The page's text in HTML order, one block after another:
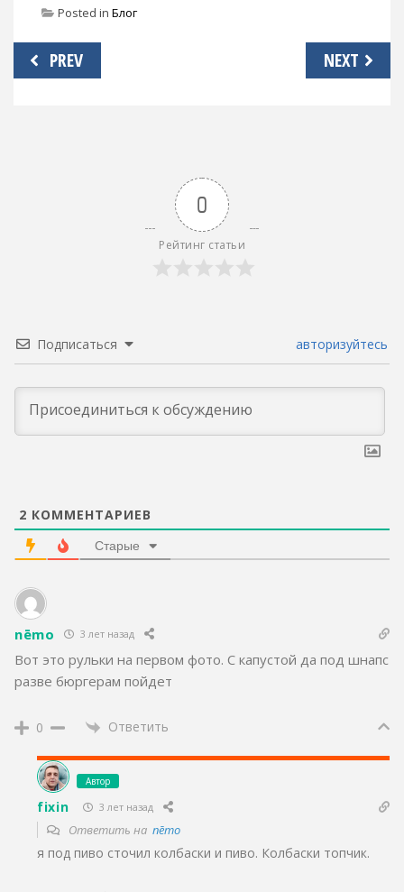
Posted in Блог
Навигация
по
PREV NEXT
0
Рейтинг статьи
Подписаться авторизуйтесь
2 КОММЕНТАРИЕВ
Старые
nēmo 3 лет назад
Вот это рульки на первом фото. С капустой да под шнапс
разве бюргерам пойдет
0 Ответить
Автор
fixin 3 лет назад
Ответить на nēmo
я под пиво сточил колбаски и пиво. Колбаски топчик.